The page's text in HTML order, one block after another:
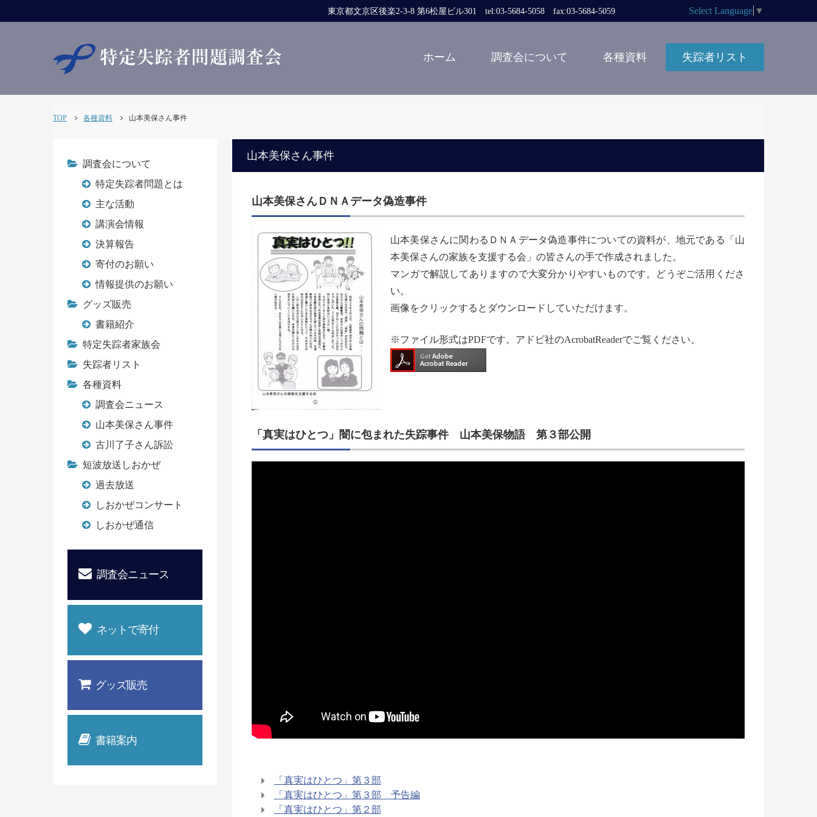
東京都文京区後楽2-3-8 第6松屋ビル301 tel:03-5684-5058 fax:03-5684-5059 Select Language ▼
ホーム 調査会について 各種資料 失踪者リスト
TOP 各種資料 山本美保さん事件
山本美保さん事件
山本美保さんＤＮＡデータ偽造事件
山本美保さんに関わるＤＮＡデータ偽造事件についての資料が、地元である「山
本美保さんの家族を支援する会」の皆さんの手で作成されました。
マンガで解説してありますので大変分かりやすいものです。どうぞご活用くださ
い。
画像をクリックするとダウンロードしていただけます。
※ファイル形式はPDFです。アドビ社のAcrobatReaderでご覧ください。
「真実はひとつ」闇に包まれた失踪事件 山本美保物語 第３部公開
「真実はひとつ」第３部
「真実はひとつ」第３部 予告編
「真実はひとつ」第２部
調査会について
特定失踪者問題とは
主な活動
講演会情報
決算報告
寄付のお願い
情報提供のお願い
グッズ販売
書籍紹介
特定失踪者家族会
失踪者リスト
各種資料
調査会ニュース
山本美保さん事件
古川了子さん訴訟
短波放送しおかぜ
過去放送
しおかぜコンサート
しおかぜ通信
調査会ニュース
ネットで寄付
グッズ販売
書籍案内